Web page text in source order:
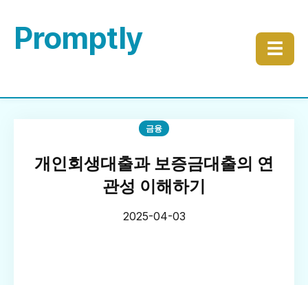
Promptly ☰
금융
개인회생대출과 보증금대출의 연
관성 이해하기
2025-04-03